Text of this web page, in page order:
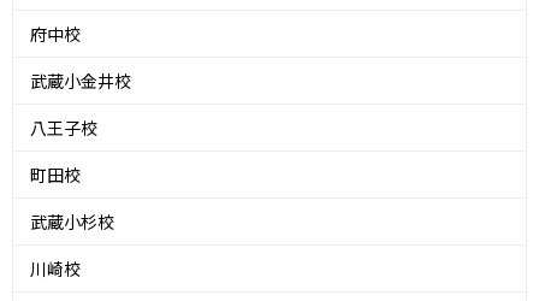
府中校
武蔵小金井校
八王子校
町田校
武蔵小杉校
川崎校